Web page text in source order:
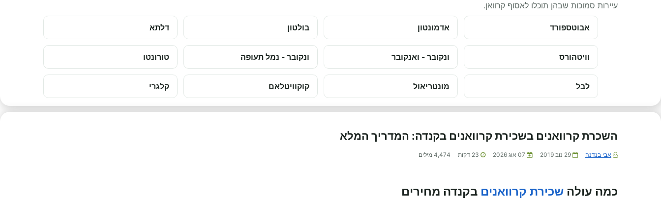
עיירות סמוכות שבהן תוכלו לאסוף קרוואן.
אבוטספורד אדמונטון בולטון דלתא
וויטהורס ונקובר - ואנקובר ונקובר - נמל תעופה טורונטו
לבל מונטריאול קוקוויטלאם קלגרי
השכרת קרוואנים בשכירת קרוואנים בקנדה: המדריך המלא
אבי בנדנה 29 נוב 2019 07 אוג 2026 23 דקות 4,474 מילים
כמה עולה שכירת קרוואנים בקנדה מחירים